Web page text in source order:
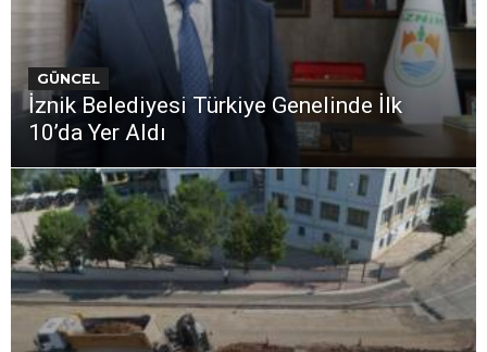
GÜNCEL
İznik Belediyesi Türkiye Genelinde İlk
10’da Yer Aldı